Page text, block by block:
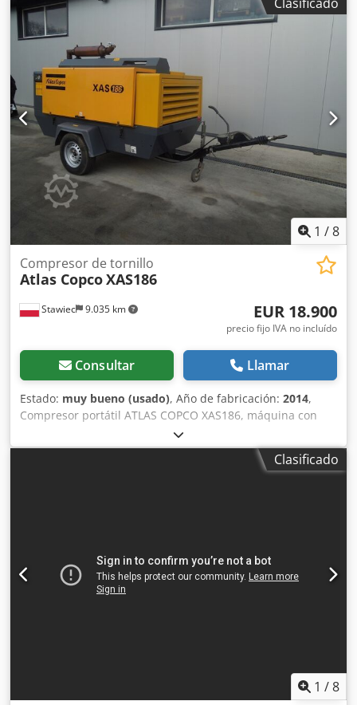
prueba. Visita y prueba de funcionamiento posibles en
Weissenbach 153, 8967 Haus im Ennstal previa cita.
ancho x alto) Velocidad de alivio: 1500 rpm Velocidad
nominal a plena carga: 1960 rpm Temperatura ambiente
máxima: 45 °C Crodoii U R Depfx Ai Ijf Potencia del motor:
104 kW Caudal volumétrico (FAD): 10,9-9,7 m³/min Rango
de presión de funcionamiento: 5-14 bares Control del
compresor con regulación flexible de presión y caudal:
PACE Marca y modelo del motor: John Deere / 4045HI551
Sistema de tratamiento del aire comprimido compuesto
por: intercambiador de calor del aire comprimido,
separador de agua y filtro PD Nivel de emisiones: Etapa V
Número de cilindros: 4
1 /8
Stawiec 9.035 km
Compresor de tornillo
Atlas CopcoXAS186
EUR 18.900
precio fijo IVA no incluído
Consultar Llamar
Estado: muy bueno (usado), Año de fabricación: 2014,
Compresor portátil ATLAS COPCO XAS186, máquina con
enfriador final tras servicio completo. Credpfxeyfnwge Ai
Iof Datos técnicos: capacidad: 11,10 m3/min; presión de
trabajo: 7 bar; año de fabricación: 2014 motor DEUTZClasificado
1 /8